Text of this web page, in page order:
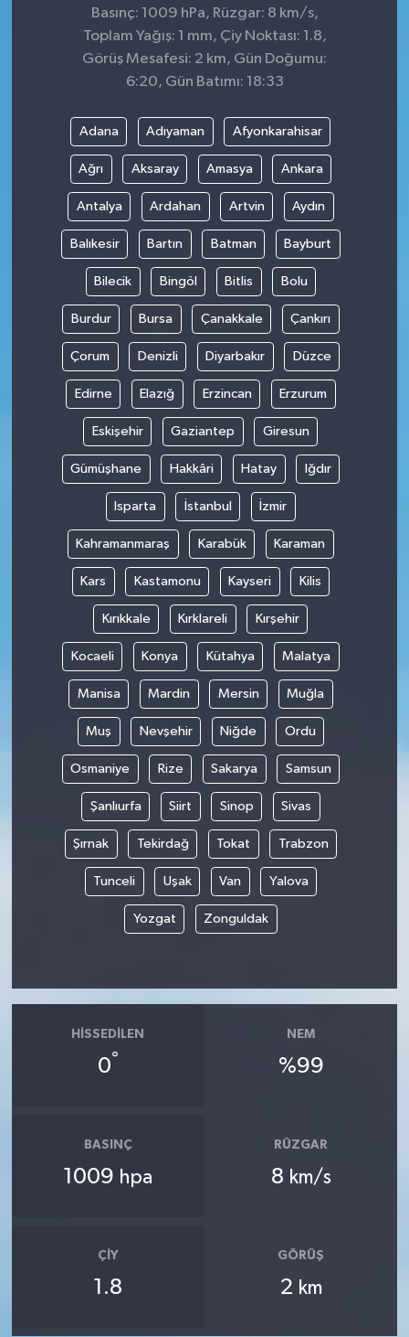
Basınç: 1009 hPa, Rüzgar: 8 km/s,
Toplam Yağış: 1 mm, Çiy Noktası: 1.8,
Görüş Mesafesi: 2 km, Gün Doğumu:
6:20, Gün Batımı: 18:33
Adana Adıyaman Afyonkarahisar
Ağrı Aksaray Amasya Ankara
Antalya Ardahan Artvin Aydın
Balıkesir Bartın Batman Bayburt
Bilecik Bingöl Bitlis Bolu
Burdur Bursa Çanakkale Çankırı
Çorum Denizli Diyarbakır Düzce
Edirne Elazığ Erzincan Erzurum
Eskişehir Gaziantep Giresun
Gümüşhane Hakkâri Hatay Iğdır
Isparta İstanbul İzmir
Kahramanmaraş Karabük Karaman
Kars Kastamonu Kayseri Kilis
Kırıkkale Kırklareli Kırşehir
Kocaeli Konya Kütahya Malatya
Manisa Mardin Mersin Muğla
Muş Nevşehir Niğde Ordu
Osmaniye Rize Sakarya Samsun
Şanlıurfa Siirt Sinop Sivas
Şırnak Tekirdağ Tokat Trabzon
Tunceli Uşak Van Yalova
Yozgat Zonguldak
HISSEDILEN
0°
NEM
%99
BASINÇ
1009 hpa
RÜZGAR
8 km/s
ÇIY
1.8
GÖRÜŞ
2 km